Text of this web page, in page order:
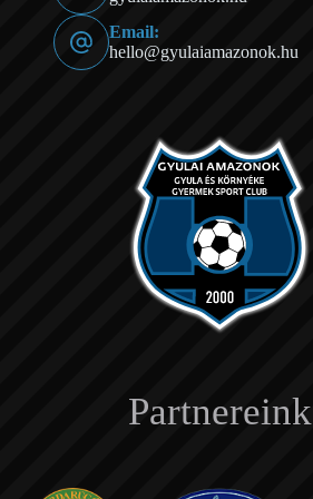
Email:
hello@gyulaiamazonok.hu
Partnereink